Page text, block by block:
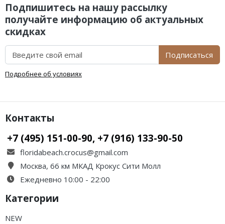
Подпишитесь на нашу рассылку
получайте информацию об актуальных
скидках
Подписаться
Подробнее об условиях
Контакты
+7 (495) 151-00-90, +7 (916) 133-90-50
floridabeach.crocus@gmail.com
Москва, 66 км МКАД Крокус Сити Молл
Ежедневно 10:00 - 22:00
Категории
NEW